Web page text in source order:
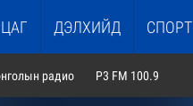
ДЭЛХИЙД СПОРТ
радио P3 FM 100.9